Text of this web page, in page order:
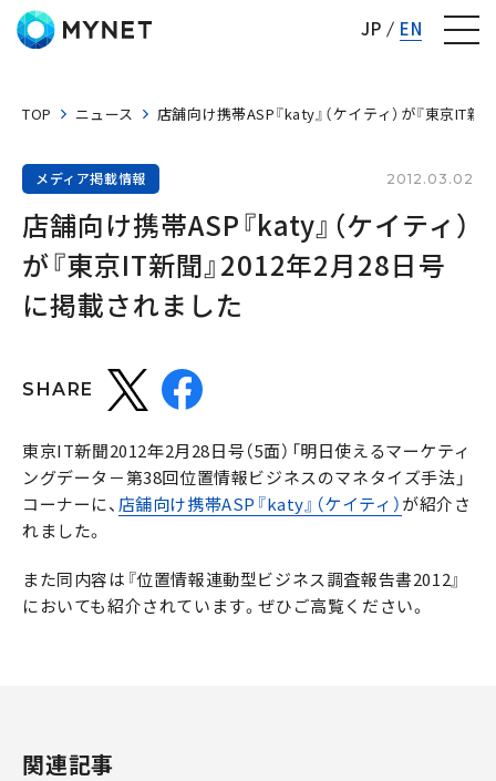
JP EN
TOP ニュース 店舗向け携帯ASP『katy』（ケイティ）が『東京IT
メディア掲載情報 2012.03.02
店舗向け携帯ASP『katy』（ケイティ）
が『東京IT新聞』2012年2月28日号
に掲載されました
SHARE
東京IT新聞2012年2月28日号（5面）「明日使えるマーケティ
ングデータ－第38回位置情報ビジネスのマネタイズ手法」
コーナーに、店舗向け携帯ASP『katy』（ケイティ）が紹介さ
れました。
また同内容は『位置情報連動型ビジネス調査報告書2012』
においても紹介されています。ぜひご高覧ください。
関連記事